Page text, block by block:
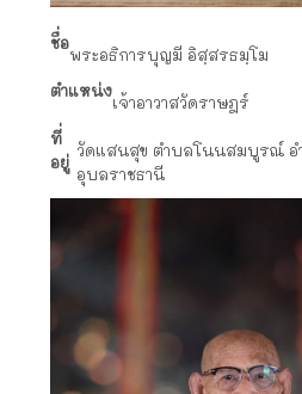
ชื่อ
พระอธิการบุญมี อิสฺสรธมฺโม
ตำแหน่ง
เจ้าอาวาสวัดราษฎร์
ที่
อยู่
วัดแสนสุข ตำบลโนนสมบูรณ์ อ
อุบลราชธานี